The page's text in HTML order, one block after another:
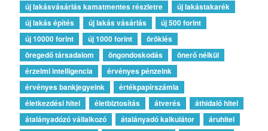
új lakásvásárlás kamatmentes részletre
új lakástakarék
új lakás építés
új lakás vásárlás
új 500 forint
új 10000 forint
új 1000 forint
öröklés
öregedő társadalom
öngondoskodás
önerő nélkül
érzelmi intelligencia
érvényes pénzeink
érvényes bankjegyeink
értékpapírszámla
életkezdési hitel
életbiztosítás átverés
áthidaló hitel
átalányadózó vállalkozó
átalányadó kalkulátor
áruhitel